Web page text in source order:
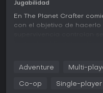
Jugabilidad
En The Planet Crafter
con el objetivo de hacerlo
equipo y comida
La construcción de bases
Adventure Multi-
Co-op Single-player